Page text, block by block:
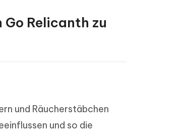
Relicanth zu
und Räucherstäbchen
und so die